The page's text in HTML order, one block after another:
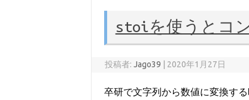
o
o
k
stoiを使うとコ
投稿者:Jago39 2020年1月27日
卒研で文字列から数値に変換す